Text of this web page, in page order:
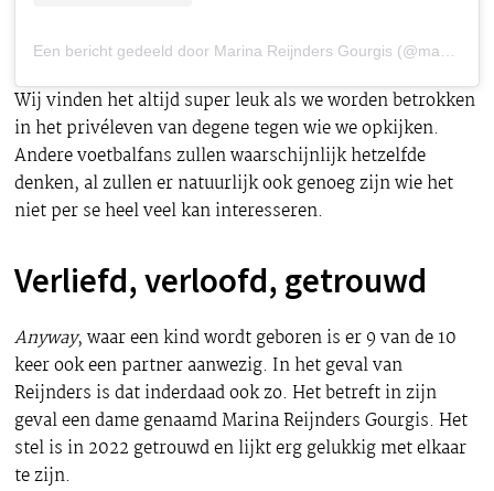
Wij vinden het altijd super leuk als we worden betrokken
in het privéleven van degene tegen wie we opkijken.
Andere voetbalfans zullen waarschijnlijk hetzelfde
denken, al zullen er natuurlijk ook genoeg zijn wie het
niet per se heel veel kan interesseren.
Verliefd, verloofd, getrouwd
Anyway, waar een kind wordt geboren is er 9 van de 10
keer ook een partner aanwezig. In het geval van
Reijnders is dat inderdaad ook zo. Het betreft in zijn
geval een dame genaamd Marina Reijnders Gourgis. Het
stel is in 2022 getrouwd en lijkt erg gelukkig met elkaar
te zijn.